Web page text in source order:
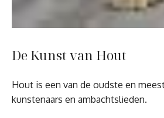
De Kunst van Hout
Hout is een van de oudste en
kunstenaars en ambachtslieden.